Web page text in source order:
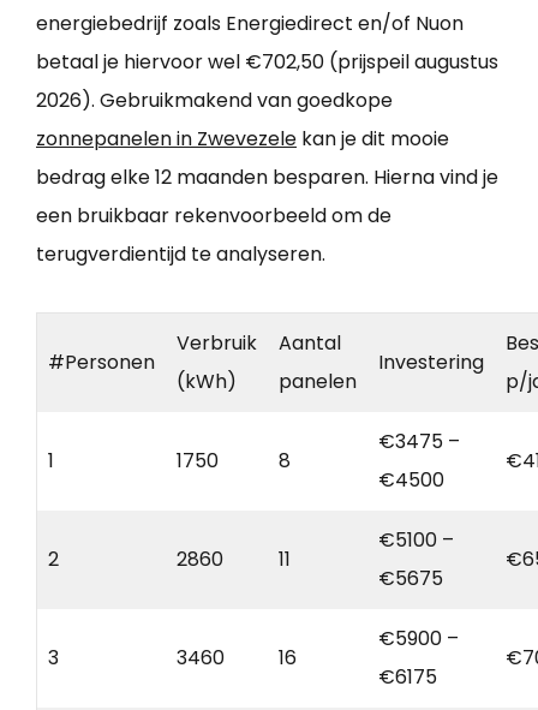
energiebedrijf zoals Energiedirect en/of Nuon
betaal je hiervoor wel €702,50 (prijspeil augustus
2026). Gebruikmakend van goedkope
zonnepanelen in Zwevezele kan je dit mooie
bedrag elke 12 maanden besparen. Hierna vind je
een bruikbaar rekenvoorbeeld om de
terugverdientijd te analyseren.
#Personen
Verbruik
(kWh)
Aantal
panelen
Investering
p/
1 1750 8
€3475 –
€4500
2 2860 11
€5100 –
€5675
3 3460 16
€5900 –
€6175